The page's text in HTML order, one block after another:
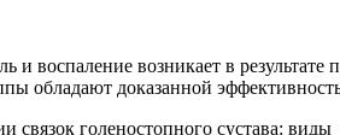
и воспаление возникает в
обладают доказанной